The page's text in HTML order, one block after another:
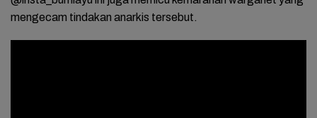
mengecam tindakan anarkis tersebut.